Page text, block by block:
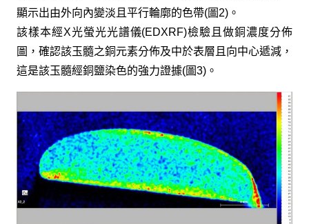
顯示出由外向內變淡且平行輪廓的色帶(圖2)。
該樣本經X光螢光光譜儀(EDXRF)檢驗且做銅濃度分佈
圖，確認該玉髓之銅元素分佈及中於表層且向中心遞減，
這是該玉髓經銅鹽染色的強力證據(圖3)。